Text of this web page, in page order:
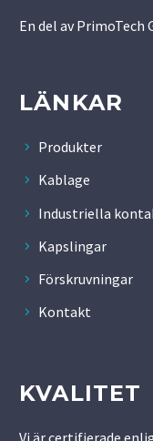
En del av PrimoTech
LÄNKAR
Produkter
Kablage
Industriella
Kapslingar
Förskruvningar
Kontakt
KVALITET